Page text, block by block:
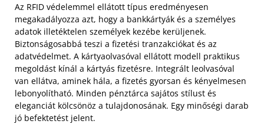
Az RFID védelemmel ellátott típus eredményesen
megakadályozza azt, hogy a bankkártyák és a személyes
adatok illetéktelen személyek kezébe kerüljenek.
Biztonságosabbá teszi a fizetési tranzakciókat és az
adatvédelmet. A kártyaolvasóval ellátott modell praktikus
megoldást kínál a kártyás fizetésre. Integrált leolvasóval
van ellátva, aminek hála, a fizetés gyorsan és kényelmesen
lebonyolítható. Minden pénztárca sajátos stílust és
eleganciát kölcsönöz a tulajdonosának. Egy minőségi darab
jó befektetést jelent.